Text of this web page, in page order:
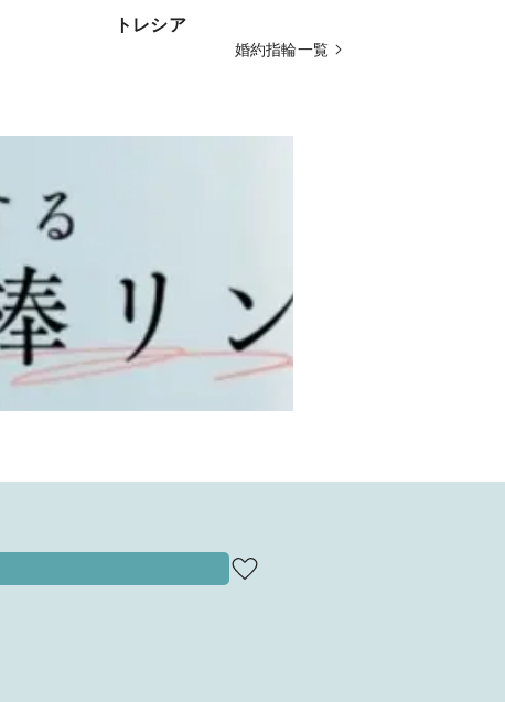
トレシア
婚約指輪一覧